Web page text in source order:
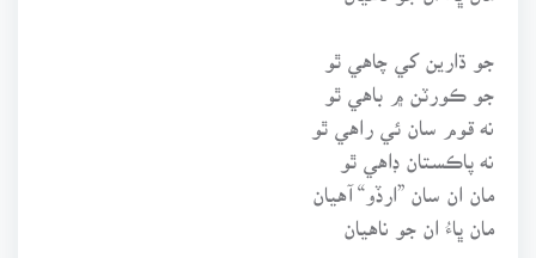
جو ڌارين کي چاهي ٿو
جو ڪورٽن ۾ باهي ٿو
نه قوم سان ئي راهي ٿو
نه پاڪستان ڊاهي ٿو
مان ان سان ”ارڏو“ آهيان
مان ڀاءُ ان جو ناهيان